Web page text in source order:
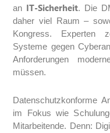
an IT-Sicherheit. Die
daher viel Raum –
Kongress. Experten
Systeme gegen
Anforderungen
müssen.
Datenschutzkonforme
im Fokus wie
Mitarbeitende. Denn: